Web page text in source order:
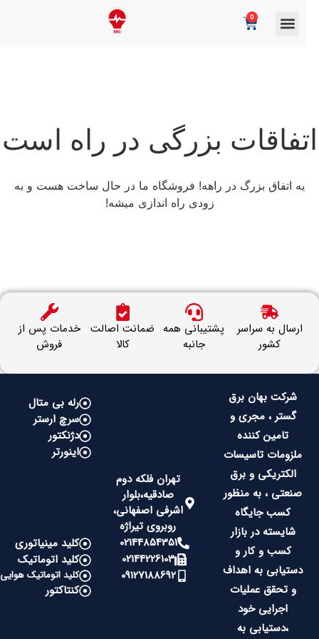
بزرگی در راه است
یه اتفاق بزرگ در راهه! فروشگاه ما در حال ساخت هست و به
زودی راه اندازی میشه!
ارسال به سراسر
کشور
پشتیبانی همه
جانبه
ضمانت اصالت
کالا
خدمات پس از
فروش
شرکت بهان برق
گستر ، مجری و
تامین کننده
ملزومات تاسیسات
الکتریکی و برق
صنعتی ، به منظور
کسب جایگاه
شایسته در بازار
کسب و کار و
دستیابی به اهداف
و تحقق عملیات
اجرایی خود
،دستیابی به
تهران فلکه دوم
صادقیه،بلوار
اشرفی اصفهانی،
روبروی تیراژه
02144854351
02144226103
09127188692
رله بی متال
سرچ ارستر
دژنکتور
اینورتر
کلید مینیاتوری
کلید اتوماتیک
کلید اتوماتیک هوایی
کنتاکتور